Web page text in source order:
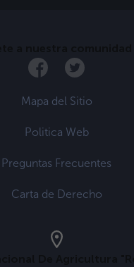
Mapa del Sitio
Politica Web
Preguntas Frecuentes
Carta de Derecho